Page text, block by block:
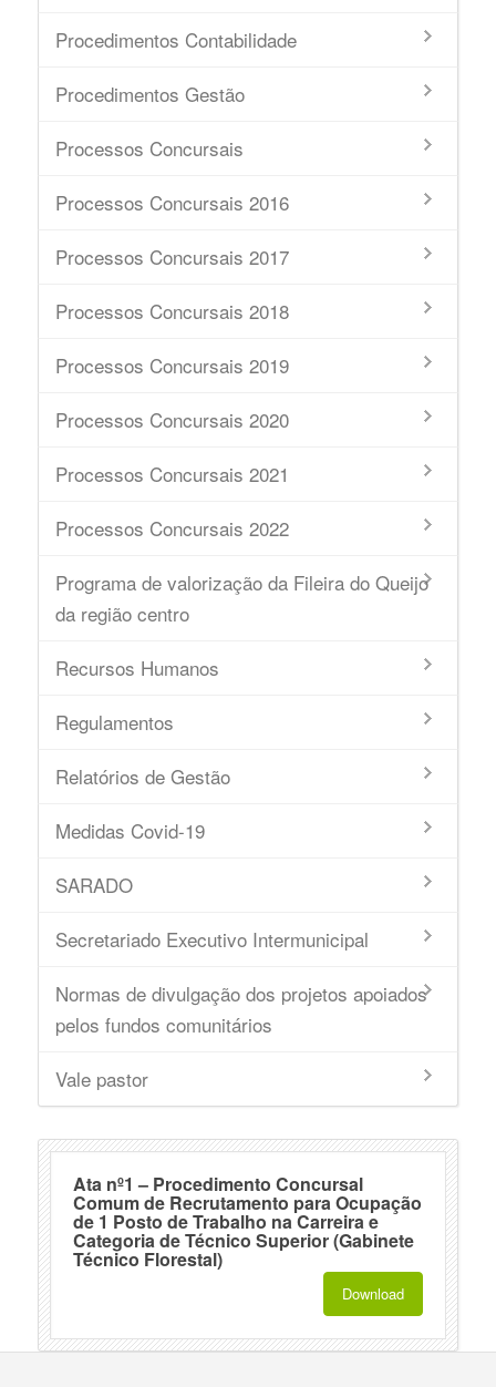
Procedimentos Contabilidade
Procedimentos Gestão
Processos Concursais
Processos Concursais 2016
Processos Concursais 2017
Processos Concursais 2018
Processos Concursais 2019
Processos Concursais 2020
Processos Concursais 2021
Processos Concursais 2022
Programa de valorização da Fileira do Queijo
da região centro
Recursos Humanos
Regulamentos
Relatórios de Gestão
Medidas Covid-19
SARADO
Secretariado Executivo Intermunicipal
Normas de divulgação dos projetos apoiados
pelos fundos comunitários
Vale pastor
Ata nº1 – Procedimento Concursal
Comum de Recrutamento para Ocupação
de 1 Posto de Trabalho na Carreira e
Categoria de Técnico Superior (Gabinete
Técnico Florestal)
Download